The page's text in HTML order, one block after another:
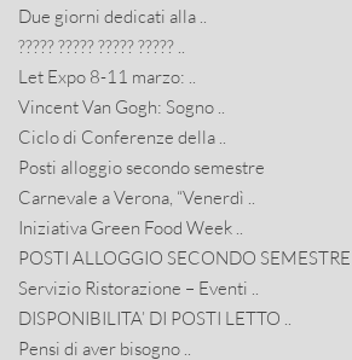
Due giorni dedicati alla ..
????? ????? ????? ????? ..
Let Expo 8-11 marzo: ..
Vincent Van Gogh: Sogno ..
Ciclo di Conferenze della ..
Posti alloggio secondo semestre
Carnevale a Verona, “Venerdì ..
Iniziativa Green Food Week ..
POSTI ALLOGGIO SECONDO SEMESTRE ..
Servizio Ristorazione – Eventi ..
DISPONIBILITA’ DI POSTI LETTO ..
Pensi di aver bisogno ..